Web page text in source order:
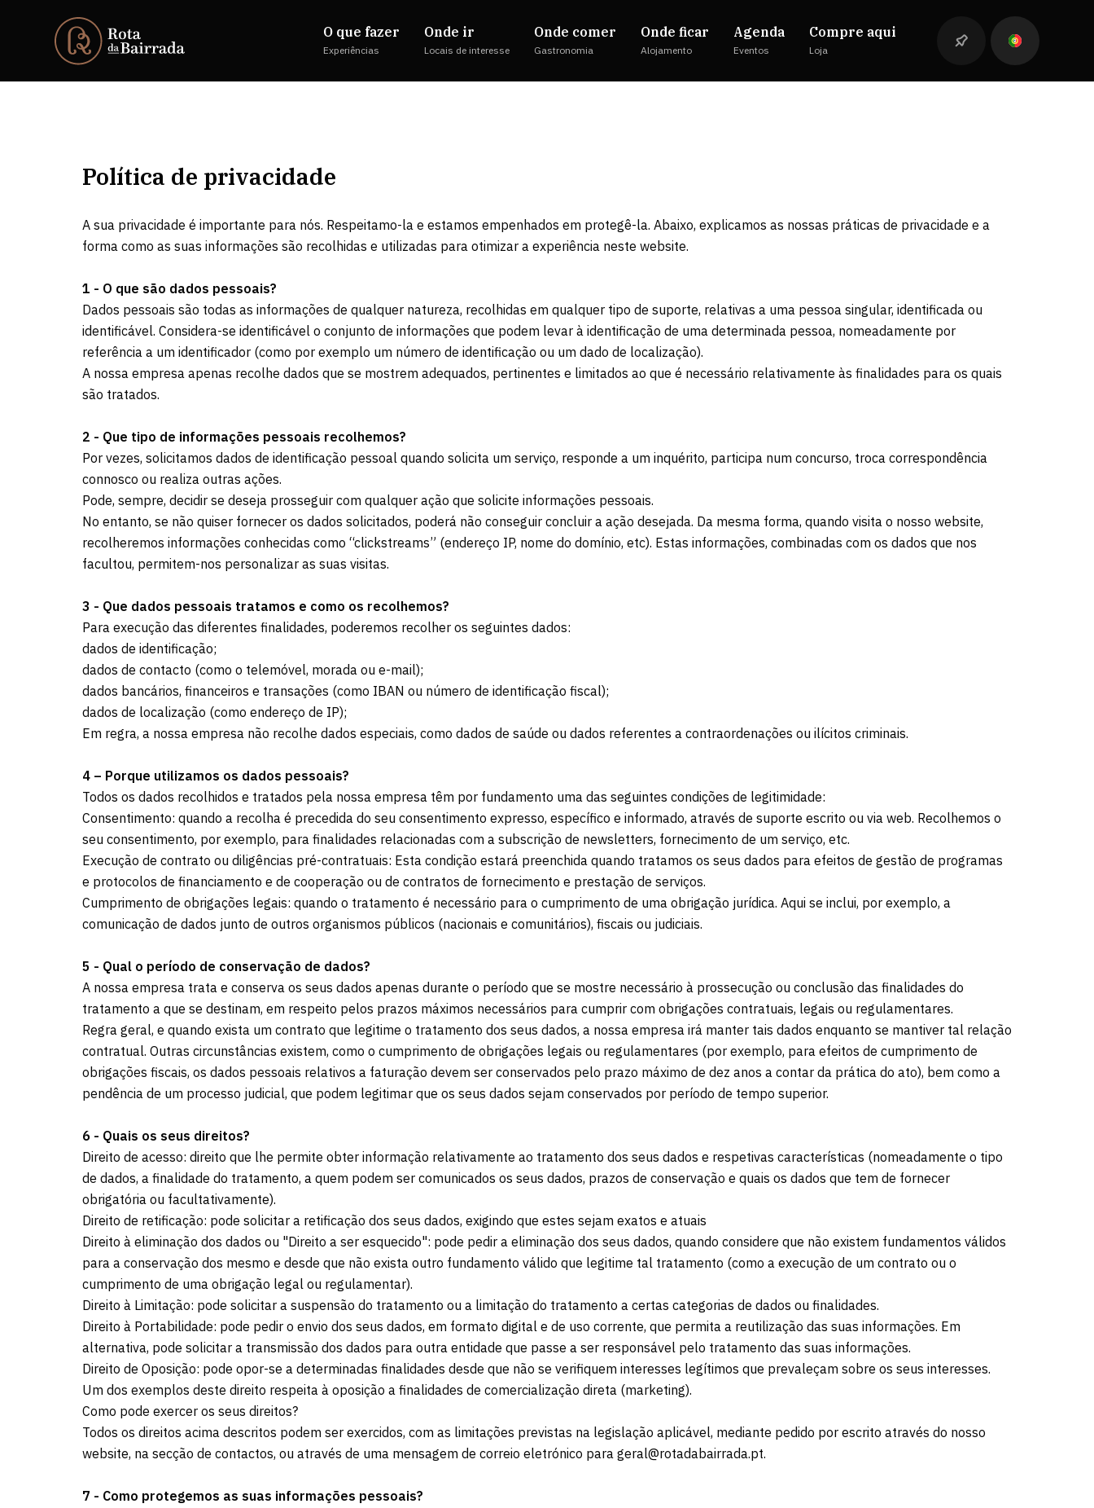
O que fazer
Experiências
Onde ir
Locais de interesse
Onde comer
Gastronomia
Onde ficar
Alojamento
Agenda
Eventos
Compre aqui
Loja
Política de privacidade
A sua privacidade é importante para nós. Respeitamo-la e estamos empenhados em protegê-la. Abaixo, explicamos as nossas práticas de privacidade e a
forma como as suas informações são recolhidas e utilizadas para otimizar a experiência neste website.
1 - O que são dados pessoais?
Dados pessoais são todas as informações de qualquer natureza, recolhidas em qualquer tipo de suporte, relativas a uma pessoa singular, identificada ou
identificável. Considera-se identificável o conjunto de informações que podem levar à identificação de uma determinada pessoa, nomeadamente por
referência a um identificador (como por exemplo um número de identificação ou um dado de localização).
A nossa empresa apenas recolhe dados que se mostrem adequados, pertinentes e limitados ao que é necessário relativamente às finalidades para os quais
são tratados.
2 - Que tipo de informações pessoais recolhemos?
Por vezes, solicitamos dados de identificação pessoal quando solicita um serviço, responde a um inquérito, participa num concurso, troca correspondência
connosco ou realiza outras ações.
Pode, sempre, decidir se deseja prosseguir com qualquer ação que solicite informações pessoais.
No entanto, se não quiser fornecer os dados solicitados, poderá não conseguir concluir a ação desejada. Da mesma forma, quando visita o nosso website,
recolheremos informações conhecidas como “clickstreams” (endereço IP, nome do domínio, etc). Estas informações, combinadas com os dados que nos
facultou, permitem-nos personalizar as suas visitas.
3 - Que dados pessoais tratamos e como os recolhemos?
Para execução das diferentes finalidades, poderemos recolher os seguintes dados:
dados de identificação;
dados de contacto (como o telemóvel, morada ou e-mail);
dados bancários, financeiros e transações (como IBAN ou número de identificação fiscal);
dados de localização (como endereço de IP);
Em regra, a nossa empresa não recolhe dados especiais, como dados de saúde ou dados referentes a contraordenações ou ilícitos criminais.
4 – Porque utilizamos os dados pessoais?
Todos os dados recolhidos e tratados pela nossa empresa têm por fundamento uma das seguintes condições de legitimidade:
Consentimento: quando a recolha é precedida do seu consentimento expresso, específico e informado, através de suporte escrito ou via web. Recolhemos o
seu consentimento, por exemplo, para finalidades relacionadas com a subscrição de newsletters, fornecimento de um serviço, etc.
Execução de contrato ou diligências pré-contratuais: Esta condição estará preenchida quando tratamos os seus dados para efeitos de gestão de programas
e protocolos de financiamento e de cooperação ou de contratos de fornecimento e prestação de serviços.
Cumprimento de obrigações legais: quando o tratamento é necessário para o cumprimento de uma obrigação jurídica. Aqui se inclui, por exemplo, a
comunicação de dados junto de outros organismos públicos (nacionais e comunitários), fiscais ou judiciais.
5 - Qual o período de conservação de dados?
A nossa empresa trata e conserva os seus dados apenas durante o período que se mostre necessário à prossecução ou conclusão das finalidades do
tratamento a que se destinam, em respeito pelos prazos máximos necessários para cumprir com obrigações contratuais, legais ou regulamentares.
Regra geral, e quando exista um contrato que legitime o tratamento dos seus dados, a nossa empresa irá manter tais dados enquanto se mantiver tal relação
contratual. Outras circunstâncias existem, como o cumprimento de obrigações legais ou regulamentares (por exemplo, para efeitos de cumprimento de
obrigações fiscais, os dados pessoais relativos a faturação devem ser conservados pelo prazo máximo de dez anos a contar da prática do ato), bem como a
pendência de um processo judicial, que podem legitimar que os seus dados sejam conservados por período de tempo superior.
6 - Quais os seus direitos?
Direito de acesso: direito que lhe permite obter informação relativamente ao tratamento dos seus dados e respetivas características (nomeadamente o tipo
de dados, a finalidade do tratamento, a quem podem ser comunicados os seus dados, prazos de conservação e quais os dados que tem de fornecer
obrigatória ou facultativamente).
Direito de retificação: pode solicitar a retificação dos seus dados, exigindo que estes sejam exatos e atuais
Direito à eliminação dos dados ou "Direito a ser esquecido": pode pedir a eliminação dos seus dados, quando considere que não existem fundamentos válidos
para a conservação dos mesmo e desde que não exista outro fundamento válido que legitime tal tratamento (como a execução de um contrato ou o
cumprimento de uma obrigação legal ou regulamentar).
Direito à Limitação: pode solicitar a suspensão do tratamento ou a limitação do tratamento a certas categorias de dados ou finalidades.
Direito à Portabilidade: pode pedir o envio dos seus dados, em formato digital e de uso corrente, que permita a reutilização das suas informações. Em
alternativa, pode solicitar a transmissão dos dados para outra entidade que passe a ser responsável pelo tratamento das suas informações.
Direito de Oposição: pode opor-se a determinadas finalidades desde que não se verifiquem interesses legítimos que prevaleçam sobre os seus interesses.
Um dos exemplos deste direito respeita à oposição a finalidades de comercialização direta (marketing).
Como pode exercer os seus direitos?
Todos os direitos acima descritos podem ser exercidos, com as limitações previstas na legislação aplicável, mediante pedido por escrito através do nosso
website, na secção de contactos, ou através de uma mensagem de correio eletrónico para geral@rotadabairrada.pt.
7 - Como protegemos as suas informações pessoais?